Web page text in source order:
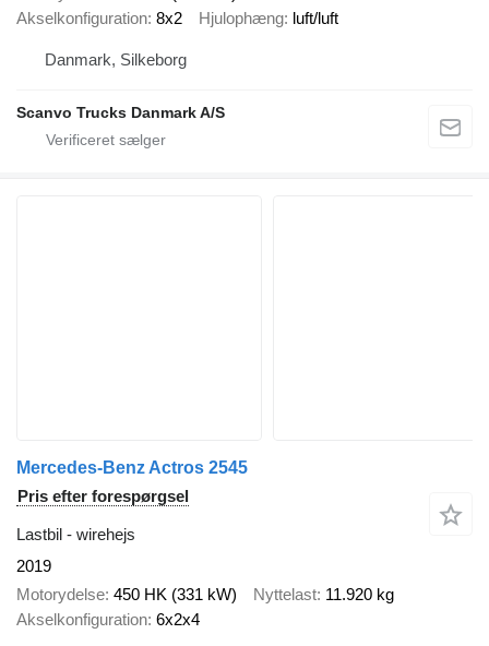
Akselkonfiguration 8x2 Hjulophæng luft/luft
Danmark, Silkeborg
Scanvo Trucks Danmark A/S
Mercedes-Benz Actros 2545
Pris efter forespørgsel
Lastbil - wirehejs
2019
Motorydelse 450 HK (331 kW) Nyttelast 11.920 kg
Akselkonfiguration 6x2x4